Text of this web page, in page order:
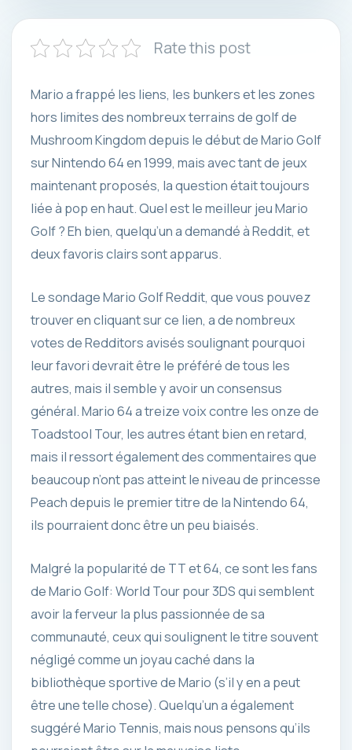
Rate this post
Mario a frappé les liens, les bunkers et les zones
hors limites des nombreux terrains de golf de
Mushroom Kingdom depuis le début de Mario Golf
sur Nintendo 64 en 1999, mais avec tant de jeux
maintenant proposés, la question était toujours
liée à pop en haut. Quel est le meilleur jeu Mario
Golf ? Eh bien, quelqu’un a demandé à Reddit, et
deux favoris clairs sont apparus.
Le sondage Mario Golf Reddit, que vous pouvez
trouver en cliquant sur ce lien, a de nombreux
votes de Redditors avisés soulignant pourquoi
leur favori devrait être le préféré de tous les
autres, mais il semble y avoir un consensus
général. Mario 64 a treize voix contre les onze de
Toadstool Tour, les autres étant bien en retard,
mais il ressort également des commentaires que
beaucoup n’ont pas atteint le niveau de princesse
Peach depuis le premier titre de la Nintendo 64,
ils pourraient donc être un peu biaisés.
Malgré la popularité de TT et 64, ce sont les fans
de Mario Golf: World Tour pour 3DS qui semblent
avoir la ferveur la plus passionnée de sa
communauté, ceux qui soulignent le titre souvent
négligé comme un joyau caché dans la
bibliothèque sportive de Mario (s’il y en a peut
être une telle chose). Quelqu’un a également
suggéré Mario Tennis, mais nous pensons qu’ils